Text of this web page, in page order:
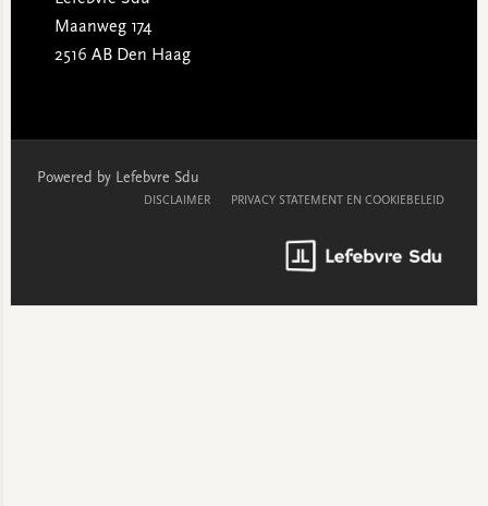
Maanweg 174
2516 AB Den Haag
Powered by Lefebvre Sdu
DISCLAIMER PRIVACY STATEMENT EN COOKIEBELEID